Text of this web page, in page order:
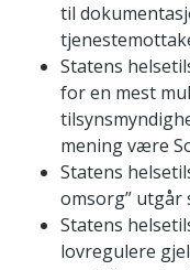
til
Statens
for en mest
mening være
Statens
omsorg” utgår
Statens
lovregulere